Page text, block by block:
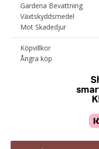
Gardena Bevattning
Växtskyddsmedel
Mot Skadedjur
Köpvillkor
Ångra köp